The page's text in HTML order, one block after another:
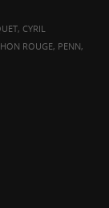
, CYRIL
ROUGE, PENN,